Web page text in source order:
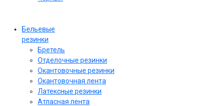
Бельевые
резинки
Бретель
Отделочные резинки
Окантовочные резинки
Окантовочная лента
Латексные резинки
Атласная лента